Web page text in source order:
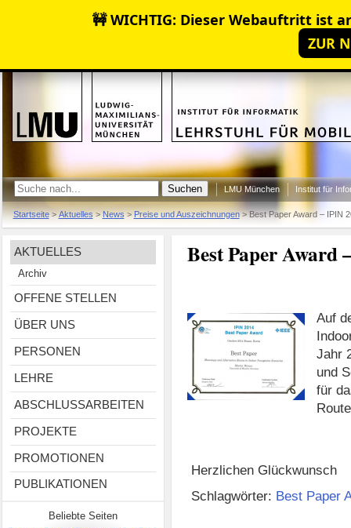
🚧 WICHTIG: Dieser Webauftritt ist
ZUR
LMU München Institut für
Startseite>Aktuelles>News>Preise und Auszeichnungen>Best Paper Award – IPIN
AKTUELLES
Archiv
OFFENE STELLEN
ÜBER UNS
PERSONEN
LEHRE
ABSCHLUSSARBEITEN
PROJEKTE
PROMOTIONEN
PUBLIKATIONEN
Beliebte Seiten
Best Paper Award
Auf
Jahr
und
für
Herzlichen Glückwunsch
Schlagwörter: Best Paper